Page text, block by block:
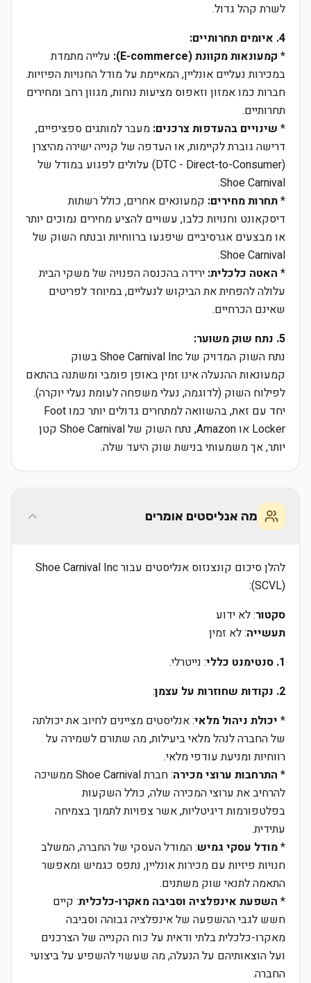
לשרת קהל גדול.
4. איומים תחרותיים:
* קמעונאות מקוונת (E-commerce):
עלייה מתמדת
במכירות נעליים אונליין, המאיימת על מודל החנויות הפיזיות.
חברות כמו אמזון וזאפוס מציעות נוחות, מגוון רחב ומחירים
תחרותיים.
* שינויים בהעדפות צרכנים: מעבר למותגים ספציפיים,
דרישה גוברת לקיימות, או העדפה של קנייה ישירה מהיצרן
(DTC - Direct-to-Consumer) עלולים לפגוע במודל של
Shoe Carnival.
*תחרות מחירים: קמעונאים אחרים, כולל רשתות
דיסקאונט וחנויות כלבו, עשויים להציע מחירים נמוכים יותר
או מבצעים אגרסיביים שיפגעו ברווחיות ובנתח השוק של
Shoe Carnival.
* האטה כלכלית: ירידה בהכנסה הפנויה של משקי הבית
עלולה להפחית את הביקוש לנעליים, במיוחד לפריטים
שאינם הכרחיים.
5. נתח שוק משוער:
נתח השוק המדויק של Shoe Carnival Inc בשוק
קמעונאות ההנעלה אינו זמין באופן פומבי ומשתנה בהתאם
לפילוח השוק (לדוגמה, נעלי משפחה לעומת נעלי יוקרה).
יחד עם זאת, בהשוואה למתחרים גדולים יותר כמו Foot
Locker או Amazon, נתח השוק של Shoe Carnival קטן
יותר, אך משמעותי בנישת שוק היעד שלה.
מה אנליסטים אומרים
להלן סיכום קונצנזוס אנליסטים עבור Shoe Carnival Inc
(SCVL):
סקטור: לא ידוע
תעשייה: לא זמין
1. סנטימנט כללי
: נייטרלי.
2. נקודות שחוזרות על עצמן
:
* יכולת ניהול מלאי: אנליסטים מציינים לחיוב את יכולתה
של החברה לנהל מלאי ביעילות, מה שתורם לשמירה על
רווחיות ומניעת עודפי מלאי.
* התרחבות ערוצי מכירה
: חברת Shoe Carnival ממשיכה
להרחיב את ערוצי המכירה שלה, כולל השקעות
בפלטפורמות דיגיטליות, אשר צפויות לתמוך בצמיחה
עתידית.
*מודל עסקי גמיש: המודל העסקי של החברה, המשלב
חנויות פיזיות עם מכירות אונליין, נתפס כגמיש ומאפשר
התאמה לתנאי שוק משתנים.
* השפעת אינפלציה וסביבה מאקרו-כלכלית: קיים
חשש לגבי ההשפעה של אינפלציה גבוהה וסביבה
מאקרו-כלכלית בלתי ודאית על כוח הקנייה של הצרכנים
ועל הוצאותיהם על הנעלה, מה שעשוי להשפיע על ביצועי
החברה.